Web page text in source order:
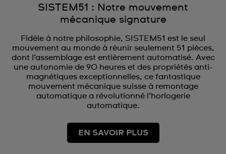
SISTEM51 : Notre mouvement
mécanique signature
Fidèle à notre philosophie, SISTEM51 est le seul
mouvement au monde à réunir seulement 51 pièces,
dont l’assemblage est entièrement automatisé. Avec
une autonomie de 90 heures et des propriétés anti-
magnétiques exceptionnelles, ce fantastique
mouvement mécanique suisse à remontage
automatique a révolutionné l’horlogerie
automatique.
EN SAVOIR PLUS